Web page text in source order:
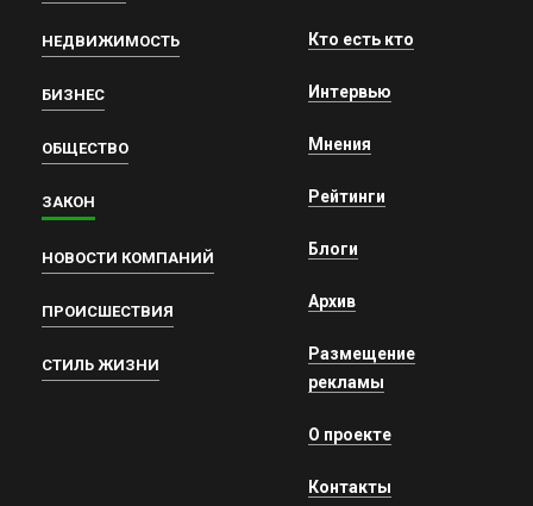
НЕДВИЖИМОСТЬ
БИЗНЕС
ОБЩЕСТВО
ЗАКОН
НОВОСТИ КОМПАНИЙ
ПРОИСШЕСТВИЯ
СТИЛЬ ЖИЗНИ
Кто есть кто
Интервью
Мнения
Рейтинги
Блоги
Архив
Размещение
рекламы
О проекте
Контакты